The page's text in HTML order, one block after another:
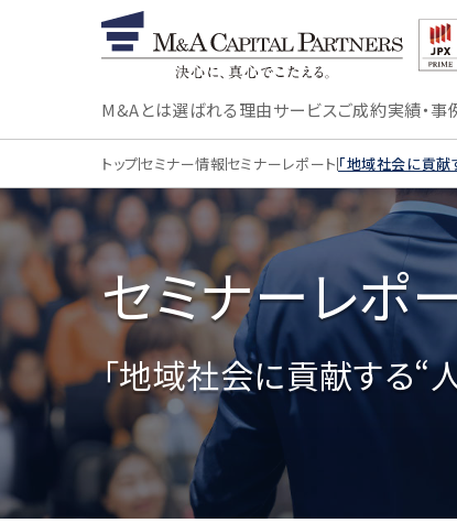
M&Aとは選ばれる理由サービスご成約実績・事
トップセミナー情報セミナーレポート「地域社会に貢献
セミナーレポ
「地域社会に貢献する“